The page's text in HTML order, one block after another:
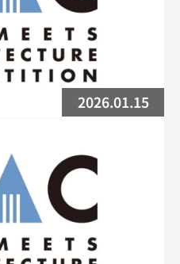
2026.01.15
カイブページ・主
開しました